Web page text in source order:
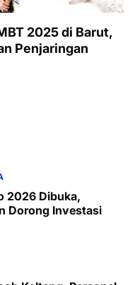
2025 di Barut,
Penjaringan
2026 Dibuka,
Dorong Investasi